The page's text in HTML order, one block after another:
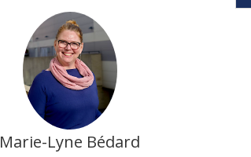
Marie-Lyne Bédard